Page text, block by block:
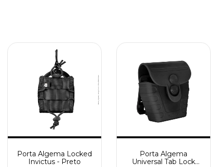
Porta Algema Locked
Invictus - Preto
Porta Algema
Universal Tab Lock